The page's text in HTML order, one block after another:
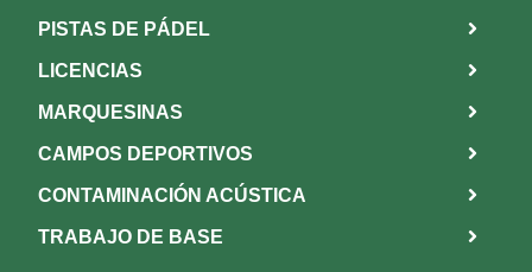
PISTAS DE PÁDEL
LICENCIAS
MARQUESINAS
CAMPOS DEPORTIVOS
CONTAMINACIÓN ACÚSTICA
TRABAJO DE BASE